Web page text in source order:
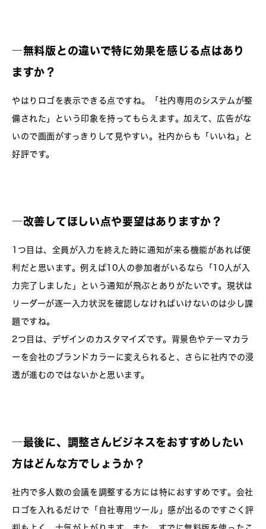
―無料版との違いで特に効果を感じる点はあり
ますか？
やはりロゴを表示できる点ですね。「社内専用のシステムが整
備された」という印象を持ってもらえます。加えて、広告がな
いので画面がすっきりして見やすい。社内からも「いいね」と
好評です。
―改善してほしい点や要望はありますか？
1つ目は、全員が入力を終えた時に通知が来る機能があれば便
利だと思います。例えば10人の参加者がいるなら「10人が入
力完了しました」という通知が飛ぶとありがたいです。現状は
リーダーが逐一入力状況を確認しなければいけないのは少し課
題ですね。
2つ目は、デザインのカスタマイズです。背景色やテーマカラ
ーを会社のブランドカラーに変えられると、さらに社内での浸
透が進むのではないかと思います。
―最後に、調整さんビジネスをおすすめしたい
方はどんな方でしょうか？
社内で多人数の会議を調整する方には特におすすめです。会社
ロゴを入れるだけで「自社専用ツール」感が出るのですごく評